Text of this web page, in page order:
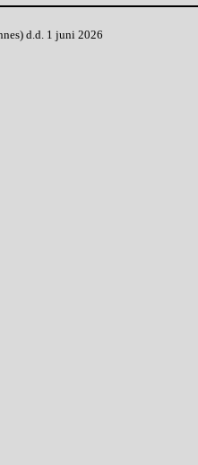
d.d. 1 juni 2026